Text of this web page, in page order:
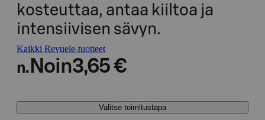
kosteuttaa, antaa kiiltoa ja
intensiivisen sävyn.
Kaikki Revuele-tuotteet
n. Noin3,65 €
Valitse toimitustapa